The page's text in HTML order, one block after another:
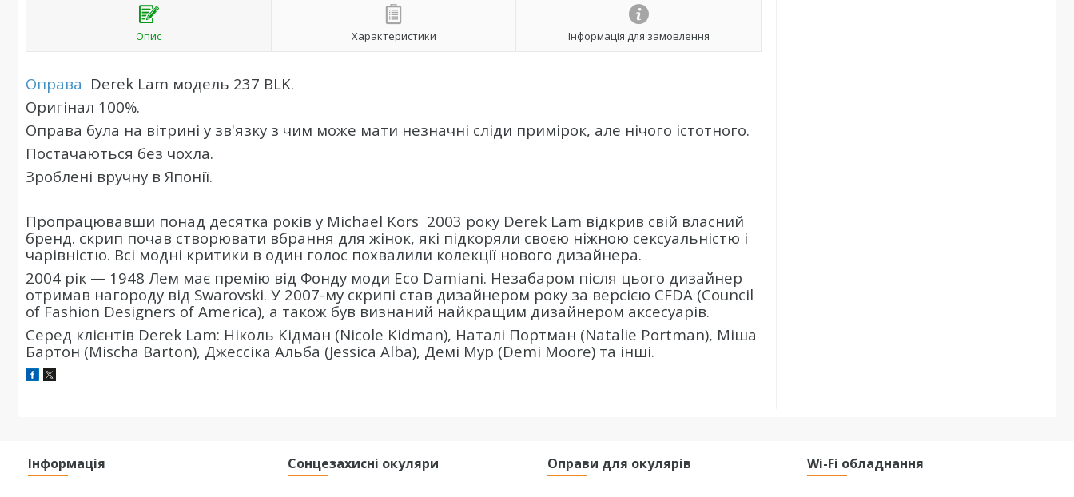
Опис Характеристики Інформація для замовлення
Оправа Derek Lam модель 237 BLK.
Оригінал 100%.
Оправа була на вітрині у зв'язку з чим може мати незначні сліди примірок, але нічого істотного.
Постачаються без чохла.
Зроблені вручну в Японії.
Пропрацювавши понад десятка років у Michael Kors 2003 року Derek Lam відкрив свій власний
бренд. скрип почав створювати вбрання для жінок, які підкоряли своєю ніжною сексуальністю і
чарівністю. Всі модні критики в один голос похвалили колекції нового дизайнера.
2004 рік — 1948 Лем має премію від Фонду моди Eco Damiani. Незабаром після цього дизайнер
отримав нагороду від Swarovski. У 2007-му скрипі став дизайнером року за версією CFDA (Council
of Fashion Designers of America), а також був визнаний найкращим дизайнером аксесуарів.
Серед клієнтів Derek Lam: Ніколь Кідман (Nicole Kidman), Наталі Портман (Natalie Portman), Міша
Бартон (Mischa Barton), Джессіка Альба (Jessica Alba), Демі Мур (Demi Moore) та інші.
Інформація Сонцезахисні окуляри Оправи для окулярів Wi-Fi обладнання